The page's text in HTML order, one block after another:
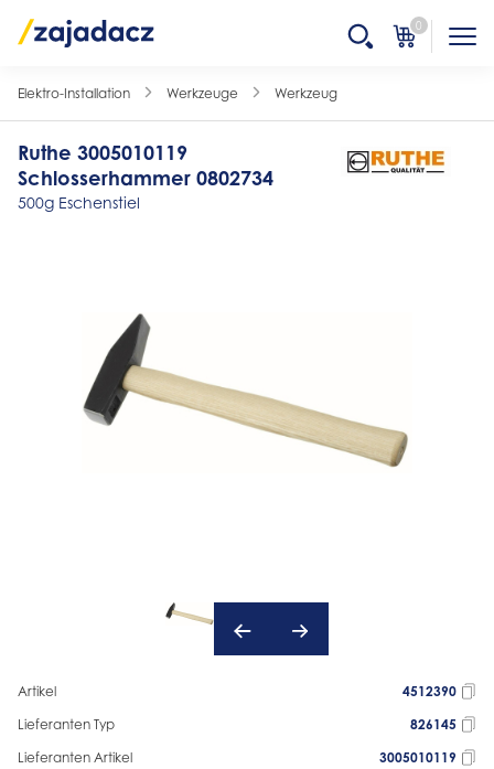
0
Elektro-Installation Werkzeuge Werkzeug
Ruthe 3005010119
Schlosserhammer 0802734
500g Eschenstiel
Artikel
4512390
Lieferanten Typ
826145
Lieferanten Artikel
3005010119